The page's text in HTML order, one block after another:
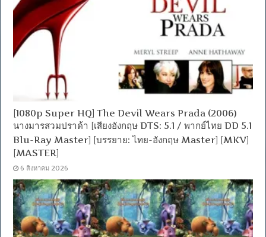
[1080p Super HQ] The Devil Wears Prada (2006)
นางมารสวมปราด้า [เสียงอังกฤษ DTS: 5.1 / พากย์ไทย DD 5.1
Blu-Ray Master] [บรรยาย: ไทย-อังกฤษ Master] [MKV]
[MASTER]
6 สิงหาคม 2026